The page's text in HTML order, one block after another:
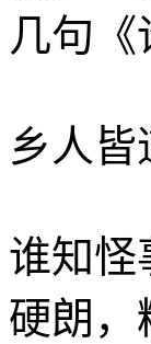
几句
乡人
谁知怪
硬朗，